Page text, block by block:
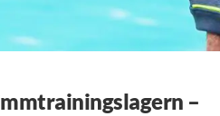
–